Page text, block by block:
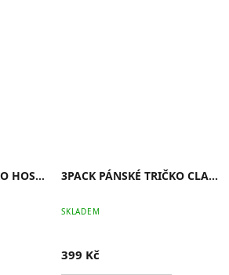
3PACK PÁNSKÉ TRIČKO HOSH CLASSIC ČERNÉ 3PACK PÁNSKÉ TRIČKO CLASSIC (ČERNÁ, ŠEDÁ, TMAVĚ MODRÁ)
SKLADEM
399 Kč